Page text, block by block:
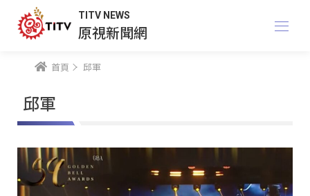
TITV NEWS
原視新聞網
首頁 邱軍
邱軍